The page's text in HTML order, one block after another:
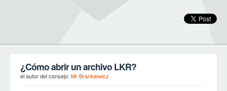
¿Cómo abrir un archivo LKR?
el autor del consejo: Mr Brankiewicz